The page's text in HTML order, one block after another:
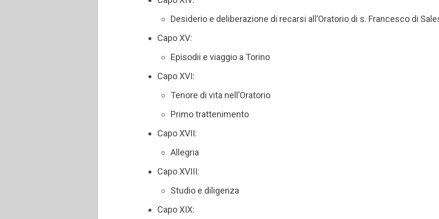
Desiderio e deliberazione di recarsi all’Oratorio di s. Francesco di
Capo XV:
Episodii e viaggio a Torino
Capo XVI:
Tenore di vita nell’Oratorio
Primo trattenimento
Capo XVII:
Allegria
Capo XVIII:
Studio e diligenza
Capo XIX: